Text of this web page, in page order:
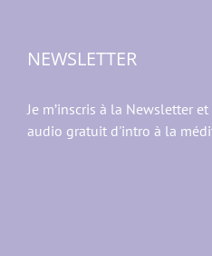
NEWSLETTER
Je m’inscris à la Newsletter
audio gratuit d'intro à la